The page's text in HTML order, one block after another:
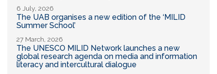
6 July, 2026
The UAB organises a new edition of the ‘MILID
Summer School’
27 March, 2026
The UNESCO MILID Network launches a new
global research agenda on media and information
literacy and intercultural dialogue